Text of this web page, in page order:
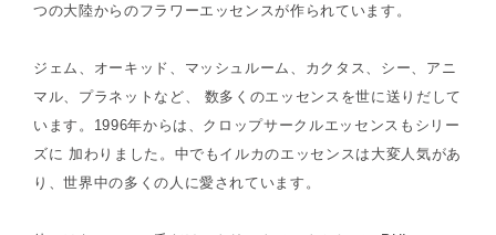
つの大陸からのフラワーエッセンスが作られています。
ジェム、オーキッド、マッシュルーム、カクタス、シー、アニ
マル、プラネットなど、 数多くのエッセンスを世に送りだして
います。1996年からは、クロップサークルエッセンスもシリー
ズに 加わりました。中でもイルカのエッセンスは大変人気があ
り、世界中の多くの人に愛されています。